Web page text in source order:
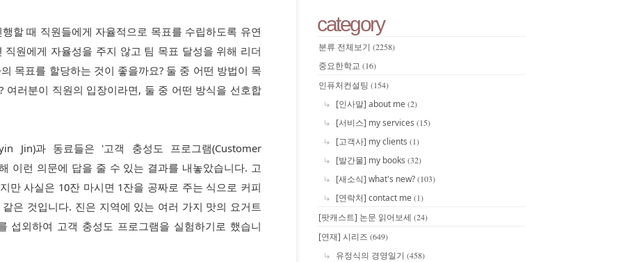
할 때 직원들에게 자율적으로 목표를 수립하도록 유연
원에게 자율성을 주지 않고 팀 목표 달성을 위해 리더
목표를 할당하는 것이 좋을까요? 둘 중 어떤 방법이 목
여러분이 직원의 입장이라면, 둘 중 어떤 방식을 선호합
Jin)과 동료들은 '고객 충성도 프로그램(Customer
이런 의문에 답을 줄 수 있는 결과를 내놓았습니다. 고
만 사실은 10잔 마시면 1잔을 공짜로 주는 식으로 커피
은 것입니다. 진은 지역에 있는 여러 가지 맛의 요거트
섭외하여 고객 충성도 프로그램을 실험하기로 했습니
category
분류 전체보기 (2258)
중요한학교 (16)
인퓨처컨설팅 (154)
[인사말] about me(2)
[서비스] my services (15)
[고객사] my clients (1)
[발간물] my books (32)
[새소식] what's new?(103)
[연락처] contact me(1)
[팟캐스트] 논문 읽어보세 (24)
[연재] 시리즈 (649)
유정식의 경영일기 (458)